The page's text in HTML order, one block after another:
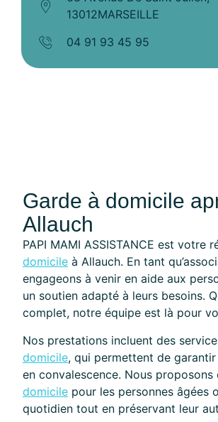
13012MARSEILLE
04 91 93 45 95
Garde à domicile
Allauch
PAPI MAMI ASSISTANCE est votre
domicile à Allauch. En tant
engageons à venir en aide aux
un soutien adapté à leurs besoins.
complet, notre équipe est là pour
Nos prestations incluent des
domicile, qui permettent de
en convalescence. Nous
domicile pour les personnes âgées
quotidien tout en préservant leur